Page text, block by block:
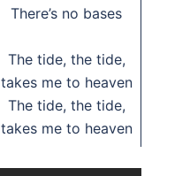
There’s no bases
The tide, the tide,
takes me to heaven
The tide, the tide,
takes me to heaven